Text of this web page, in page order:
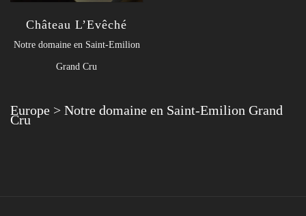
Château L’Evêché
Notre domaine en Saint-Emilion
Grand Cru
Europe > Notre domaine en Saint-Emilion Grand
Cru